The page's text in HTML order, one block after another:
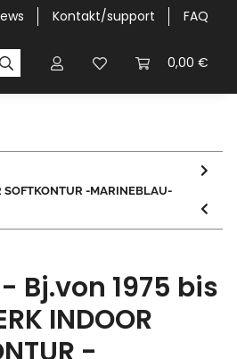
Kontakt/support FAQ
0,00 €
Halbgaragen / Kapuzen nach
SOFTKONTUR -MARINEBLAU-
Bj.von 1975 bis
INDOOR
-